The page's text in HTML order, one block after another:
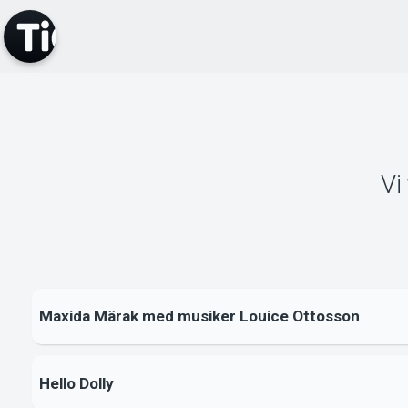
Vi
Maxida Märak med musiker Louice Ottosson
Hello Dolly